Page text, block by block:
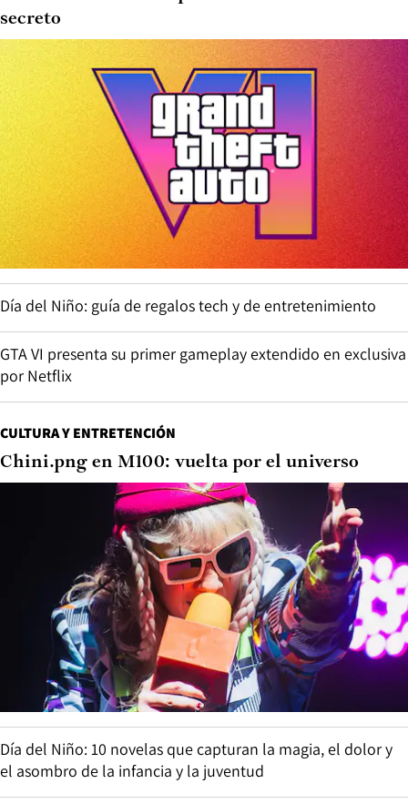
secreto
Día del Niño: guía de regalos tech y de entretenimiento
GTA VI presenta su primer gameplay extendido en exclusiva
por Netflix
CULTURA Y ENTRETENCIÓN
Chini.png en M100: vuelta por el universo
Día del Niño: 10 novelas que capturan la magia, el dolor y
el asombro de la infancia y la juventud